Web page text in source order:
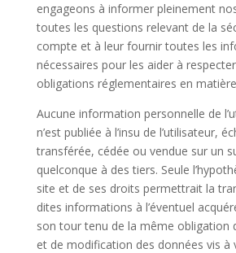
engageons à informer pleinement
toutes les questions relevant de la
compte et à leur fournir toutes les
nécessaires pour les aider à
obligations réglementaires en
Aucune information personnelle de
n’est publiée à l’insu de l’utilisateur,
transférée, cédée ou vendue sur un
quelconque à des tiers. Seule
site et de ses droits permettrait la
dites informations à l’éventuel
son tour tenu de la même obligation
et de modification des données vis à